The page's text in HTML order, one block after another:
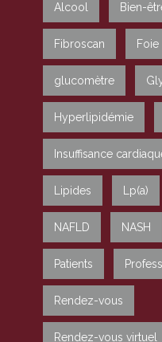
Alcool Bien-
Fibroscan Foie
glucomètre
Hyperlipidémie
Insuffisance
Lipides Lp(a)
NAFLD NASH
Patients
Rendez-vous
Rendez-vous virtuel